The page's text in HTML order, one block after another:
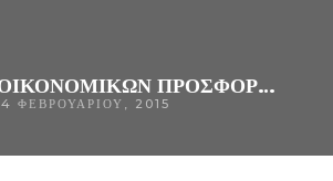
ΚΑΤΆΘΕΣΗ ΟΙΚΟΝΟΜΙΚΏΝ ΠΡΟΣΦΟΡΏΝ ΓΙΑ ΤΗΝ ΚΑΘΑΡΙΌΤΗΤΑ ΤΩΝ Κ.Υ ΚΑΙ ΤΩΝ ΠΕΡΙΦΕΡΕΙΑΚΏΝ ΙΑΤΡΕΊΩΝ ΜΟΝΆΔΩΝ 6ΗΣ Υ.Π.Ε – ΠΕΔΥ (ΠΡΏΗΝ Κ.Υ ΑΡΜΟΔΙΌΤΗΤΑΣ ΤΟΥ Γ.Ν ΆΡΤΑΣ).
4 ΦΕΒΡΟΥΑΡΊΟΥ, 2015